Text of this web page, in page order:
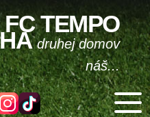
FC TEMPO
druhej domov
náš...